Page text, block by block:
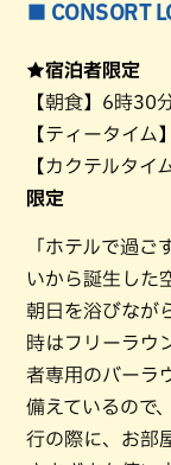
■ CONSORT
★宿泊者限定
【朝食】6時30
【ティータイ
【カクテルタ
限定
「ホテルで過
いから誕生した
朝日を浴びなが
時はフリーラウ
者専用のバーラ
備えているので
行の際に、お部